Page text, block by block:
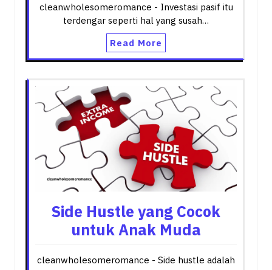
cleanwholesomeromance - Investasi pasif itu
terdengar seperti hal yang susah…
Read More
Side Hustle yang Cocok
untuk Anak Muda
cleanwholesomeromance - Side hustle adalah